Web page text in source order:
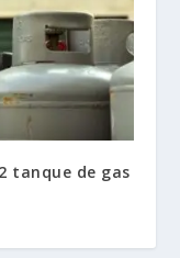
tanque de gas